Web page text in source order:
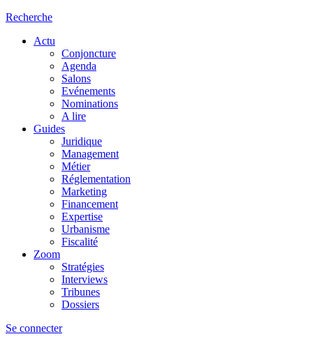
Recherche
Actu
Conjoncture
Agenda
Salons
Evénements
Nominations
A lire
Guides
Juridique
Management
Métier
Réglementation
Marketing
Financement
Expertise
Urbanisme
Fiscalité
Zoom
Stratégies
Interviews
Tribunes
Dossiers
Se connecter